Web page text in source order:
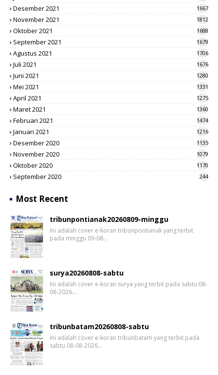
Desember 2021 1667
November 2021 1812
Oktober 2021 1688
September 2021 1679
Agustus 2021 1706
Juli 2021 1676
Juni 2021 1280
Mei 2021 1331
April 2021 1275
Maret 2021 1360
Februari 2021 1474
Januari 2021 1216
Desember 2020 1135
November 2020 1079
Oktober 2020 1170
September 2020 244
Most Recent
tribunpontianak20260809-minggu
Ini adalah cover e-koran tribunpontianak yang terbit
pada minggu 09-08…
surya20260808-sabtu
Ini adalah cover e-koran surya yang terbit pada sabtu 08-
08-2026.…
tribunbatam20260808-sabtu
Ini adalah cover e-koran tribunbatam yang terbit pada
sabtu 08-08-2026…